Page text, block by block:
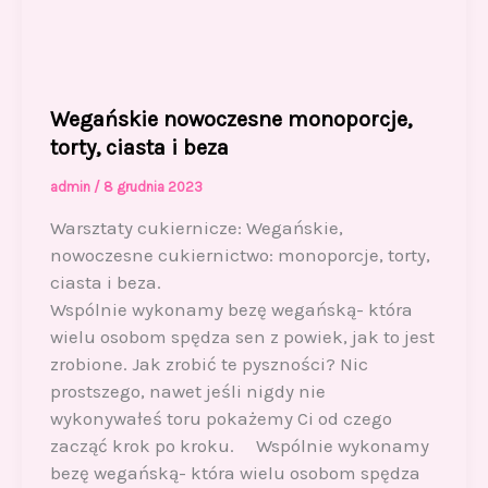
Wegańskie nowoczesne monoporcje,
torty, ciasta i beza
admin / 8 grudnia 2023
Warsztaty cukiernicze: Wegańskie,
nowoczesne cukiernictwo: monoporcje, torty,
ciasta i beza.
Wspólnie wykonamy bezę wegańską- która
wielu osobom spędza sen z powiek, jak to jest
zrobione. Jak zrobić te pyszności? Nic
prostszego, nawet jeśli nigdy nie
wykonywałeś toru pokażemy Ci od czego
zacząć krok po kroku. Wspólnie wykonamy
bezę wegańską- która wielu osobom spędza